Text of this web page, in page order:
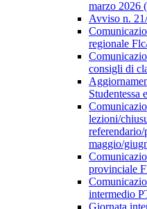
marzo 2026
Avviso n.
regionale
consigli di
Studentessa
lezioni/
maggio/
provinciale
intermedio